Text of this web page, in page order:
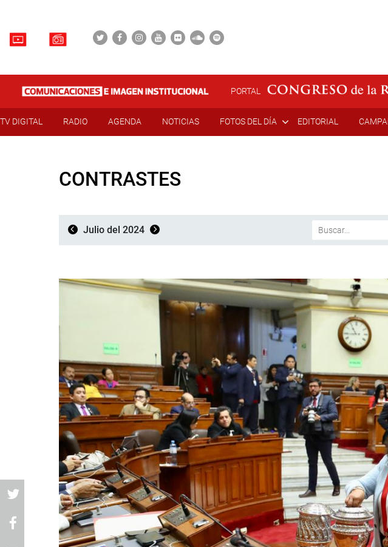
PORTAL
TV DIGITAL RADIO AGENDA NOTICIAS FOTOS DEL DÍA EDITORIAL
CONTRASTES
Julio del 2024